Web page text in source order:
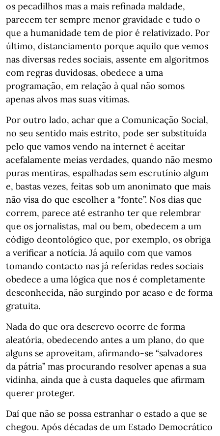
os pecadilhos mas a mais refinada maldade,
parecem ter sempre menor gravidade e tudo o
que a humanidade tem de pior é relativizado. Por
último, distanciamento porque aquilo que vemos
nas diversas redes sociais, assente em algoritmos
com regras duvidosas, obedece a uma
programação, em relação à qual não somos
apenas alvos mas suas vítimas.
Por outro lado, achar que a Comunicação Social,
no seu sentido mais estrito, pode ser substituída
pelo que vamos vendo na internet é aceitar
acefalamente meias verdades, quando não mesmo
puras mentiras, espalhadas sem escrutínio algum
e, bastas vezes, feitas sob um anonimato que mais
não visa do que escolher a “fonte”. Nos dias que
correm, parece até estranho ter que relembrar
que os jornalistas, mal ou bem, obedecem a um
código deontológico que, por exemplo, os obriga
a verificar a notícia. Já aquilo com que vamos
tomando contacto nas já referidas redes sociais
obedece a uma lógica que nos é completamente
desconhecida, não surgindo por acaso e de forma
gratuita.
Nada do que ora descrevo ocorre de forma
aleatória, obedecendo antes a um plano, do que
alguns se aproveitam, afirmando-se “salvadores
da pátria” mas procurando resolver apenas a sua
vidinha, ainda que à custa daqueles que afirmam
querer proteger.
Daí que não se possa estranhar o estado a que se
chegou. Após décadas de um Estado Democrático